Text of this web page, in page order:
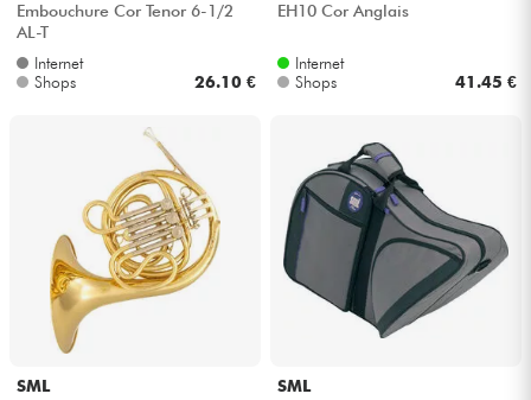
Embouchure Cor Tenor 6-1/2
AL-T
Internet
Shops
26.10 €
EH10 Cor Anglais
Internet
Shops
41.45 €
SML
SML